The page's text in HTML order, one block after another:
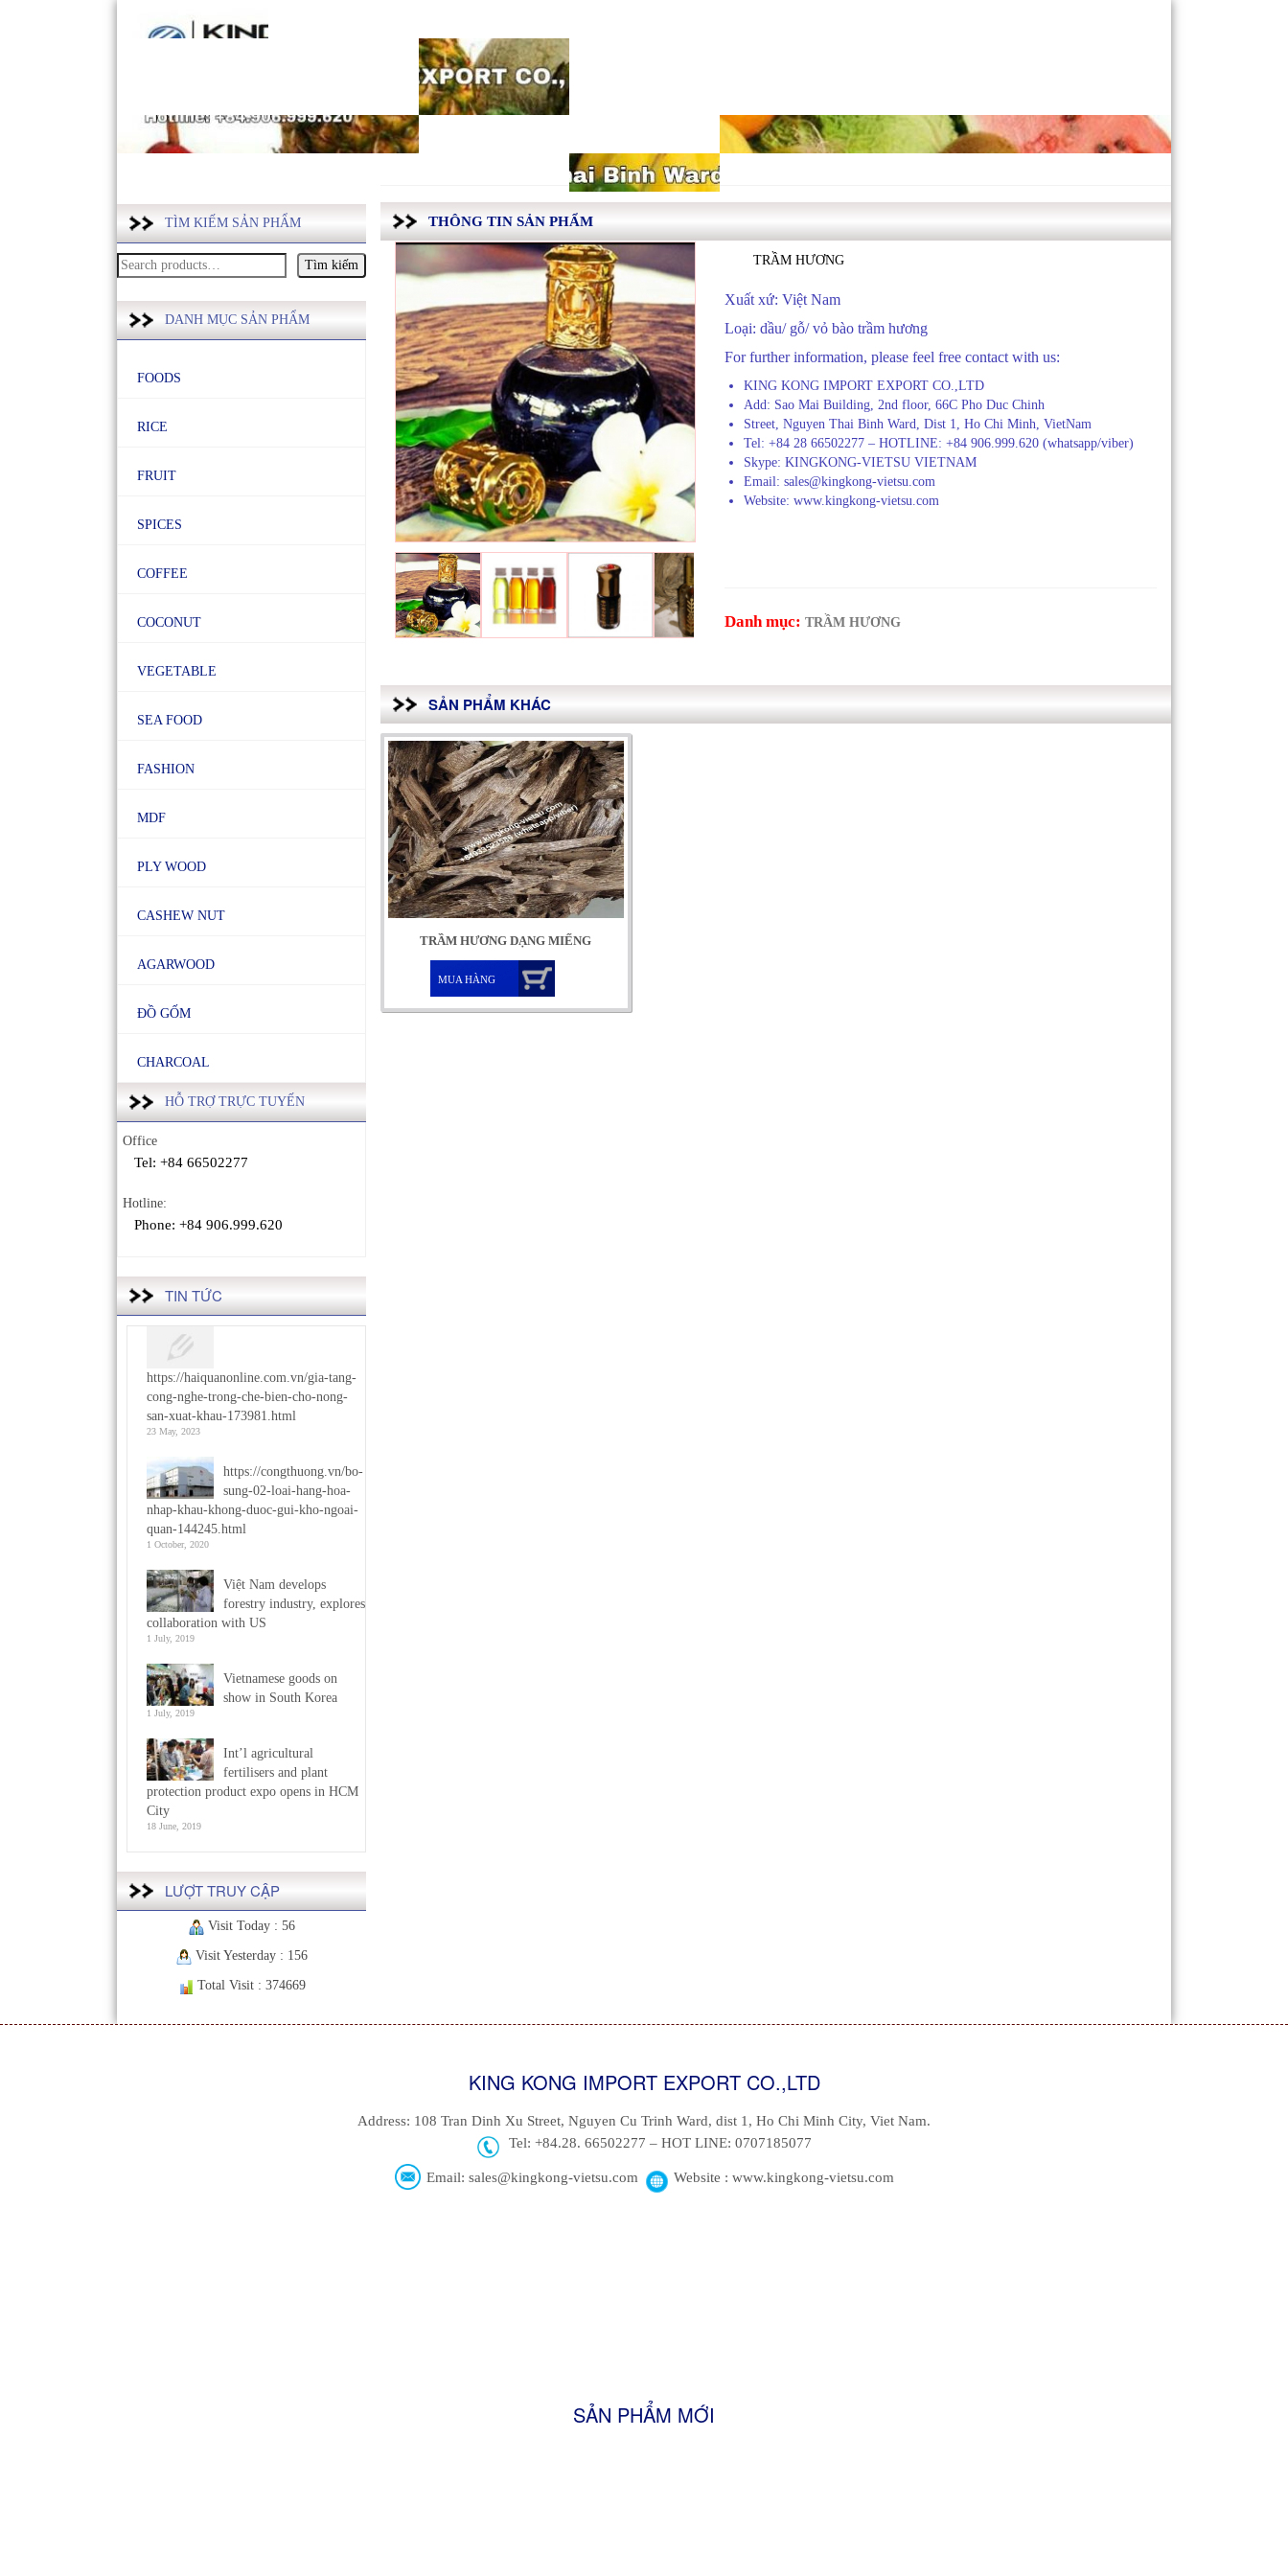
THÔNG TIN SẢN PHẨM
TRẦM HƯƠNG
Xuất xứ: Việt Nam
Loại: dầu/ gỗ/ vỏ bào trầm hương
For further information, please feel free contact with us:
KING KONG IMPORT EXPORT CO.,LTD
Add: Sao Mai Building, 2nd floor, 66C Pho Duc Chinh
Street, Nguyen Thai Binh Ward, Dist 1, Ho Chi Minh, VietNam
Tel: +84 28 66502277 – HOTLINE: +84 906.999.620 (whatsapp/viber)
Skype: KINGKONG-VIETSU VIETNAM
Email: sales@kingkong-vietsu.com
Website: www.kingkong-vietsu.com
Danh mục: TRẦM HƯƠNG
SẢN PHẨM KHÁC
TRẦM HƯƠNG DẠNG MIẾNG
MUA HÀNG
TÌM KIẾM SẢN PHẨM
Tìm
kiếm:
DANH MỤC SẢN PHẨM
FOODS
RICE
FRUIT
SPICES
COFFEE
COCONUT
VEGETABLE
SEA FOOD
FASHION
MDF
PLY WOOD
CASHEW NUT
AGARWOOD
ĐỒ GỐM
CHARCOAL
HỖ TRỢ TRỰC TUYẾN
Office
Tel: +84 66502277
Hotline:
Phone: +84 906.999.620
TIN TỨC
https://haiquanonline.com.vn/gia-tang-
cong-nghe-trong-che-bien-cho-nong-
san-xuat-khau-173981.html
23 May, 2023
https://congthuong.vn/bo-
sung-02-loai-hang-hoa-
nhap-khau-khong-duoc-gui-kho-ngoai-
quan-144245.html
1 October, 2020
Việt Nam develops
forestry industry, explores
collaboration with US
1 July, 2019
Vietnamese goods on
show in South Korea
1 July, 2019
Int’l agricultural
fertilisers and plant
protection product expo opens in HCM
City
18 June, 2019
LƯỢT TRUY CẬP
Visit Today : 56
Visit Yesterday : 156
Total Visit : 374669
KING KONG IMPORT EXPORT CO.,LTD
Address: 108 Tran Dinh Xu Street, Nguyen Cu Trinh Ward, dist 1, Ho Chi Minh City, Viet Nam.
Tel: +84.28. 66502277 – HOT LINE: 0707185077
Email: sales@kingkong-vietsu.com Website : www.kingkong-vietsu.com
SẢN PHẨM MỚI